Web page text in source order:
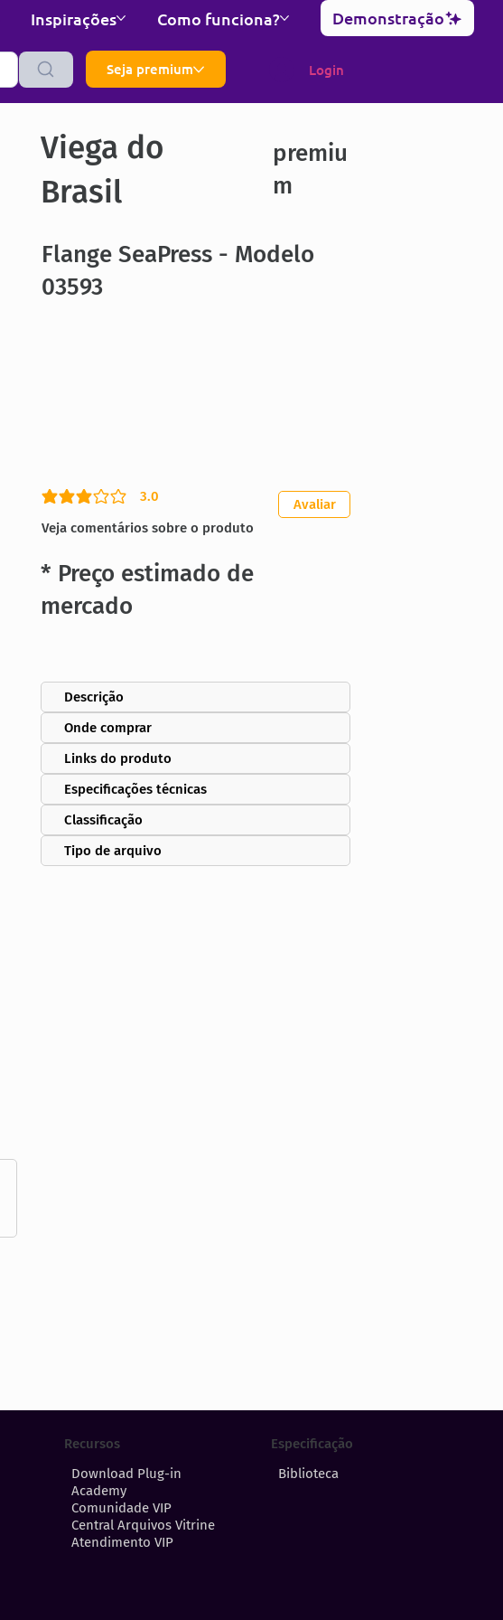
Inspirações Como funciona? Demonstração
Seja premium Login
Viega do
Brasil
premiu
m
Flange SeaPress - Modelo
03593
3.0
classificação média é 3 de 5
Veja comentários sobre o produto
Avaliar
* Preço estimado de
mercado
Descrição
Onde comprar
Links do produto
Especificações técnicas
Classificação
Tipo de arquivo
Recursos
Download Plug-in
Academy
Comunidade VIP
Central Arquivos Vitrine
Atendimento VIP
Especificação
Biblioteca